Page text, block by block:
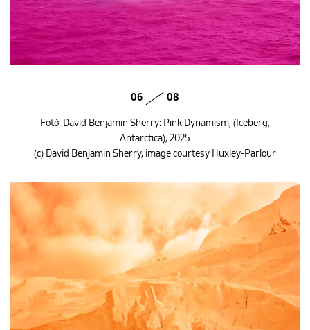
06 08
Fotó: David Benjamin Sherry: Pink Dynamism, (Iceberg,
Antarctica), 2025
(c) David Benjamin Sherry, image courtesy Huxley-Parlour